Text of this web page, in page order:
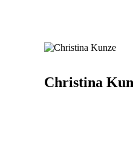
Christina